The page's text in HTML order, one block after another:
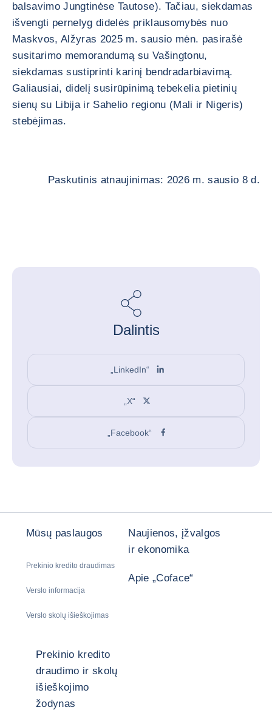
balsavimo Jungtinėse Tautose). Tačiau, siekdamas
išvengti pernelyg didelės priklausomybės nuo
Maskvos, Alžyras 2025 m. sausio mėn. pasirašė
susitarimo memorandumą su Vašingtonu,
siekdamas sustiprinti karinį bendradarbiavimą.
Galiausiai, didelį susirūpinimą tebekelia pietinių
sienų su Libija ir Sahelio regionu (Mali ir Nigeris)
stebėjimas.
Paskutinis atnaujinimas: 2026 m. sausio 8 d.
Dalintis
„LinkedIn“
„X“
„Facebook“
Mūsų paslaugos
Prekinio kredito draudimas
Verslo informacija
Verslo skolų išieškojimas
Naujienos, įžvalgos
ir ekonomika
Apie „Coface“
Prekinio kredito
draudimo ir skolų
išieškojimo
žodynas